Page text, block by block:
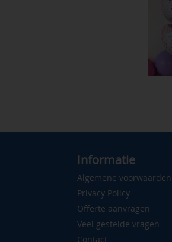
Informatie
Algemene voorwaarden
Privacy Policy
Offerte aanvragen
Veel gestelde vragen
Contact